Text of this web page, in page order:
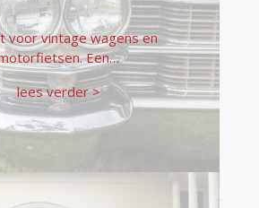
voor vintage wagens en
Een…
lees verder >